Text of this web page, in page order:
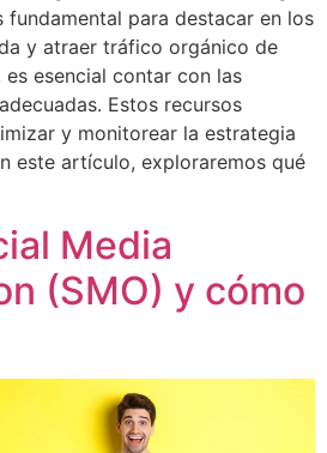
fundamental para destacar en los
y atraer tráfico orgánico de
esencial contar con las
Estos recursos
y monitorear la estrategia
este artículo, exploraremos qué
Media
(SMO) y cómo